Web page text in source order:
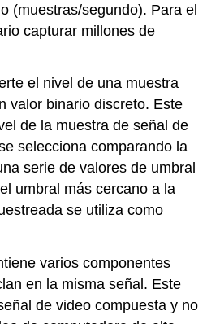
(muestras/segundo). Para el
capturar millones de
el nivel de una muestra
valor binario discreto. Este
de la muestra de señal de
selecciona comparando la
serie de valores de umbral
umbral más cercano a la
se utiliza como
varios componentes
en la misma señal. Este
de video compuesta y no